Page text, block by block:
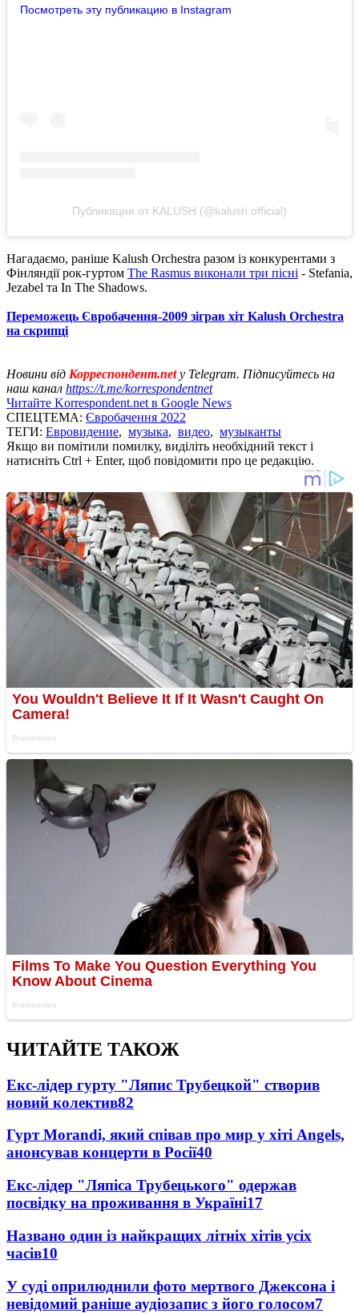
Посмотреть эту публикацию в Instagram
Публикация от KALUSH (@kalush.official)
Нагадаємо, раніше Kalush Orchestra разом із конкурентами з
Фінляндії рок-гуртом The Rasmus виконали три пісні - Stefania,
Jezabel та In The Shadows.
Переможець Євробачення-2009 зіграв хіт Kalush Orchestra
на скрипці
Новини від Корреспондент.netу Telegram. Підписуйтесь на
наш канал https://t.me/korrespondentnet
Читайте Korrespondent.net в Google News
СПЕЦТЕМА: Євробачення 2022
ТЕГИ: Евровидение, музыка, видео, музыканты
Якщо ви помітили помилку, виділіть необхідний текст і
натисніть Ctrl + Enter, щоб повідомити про це редакцію.
ЧИТАЙТЕ ТАКОЖ
Екс-лідер гурту "Ляпис Трубецкой" створив
новий колектив82
Гурт Morandi, який співав про мир у хіті Angels,
анонсував концерти в Росії40
Екс-лідер "Ляпіса Трубецького" одержав
посвідку на проживання в Україні17
Названо один із найкращих літніх хітів усіх
часів10
У суді оприлюднили фото мертвого Джексона і
невідомий раніше аудіозапис з його голосом7